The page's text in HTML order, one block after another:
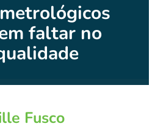
faltar no
Fusco